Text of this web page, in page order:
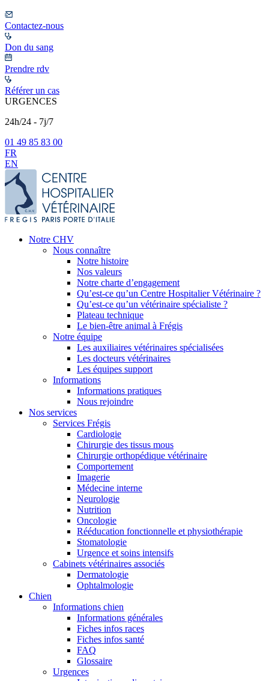
Contactez-nous
Don du sang
Prendre rdv
Référer un cas
URGENCES
24h/24 - 7j/7
01 49 85 83 00
FR
EN
Notre CHV
Nous connaître
Notre histoire
Nos valeurs
Notre charte d’engagement
Qu’est-ce qu’un Centre Hospitalier Vétérinaire ?
Qu’est-ce qu’un vétérinaire spécialiste ?
Plateau technique
Le bien-être animal à Frégis
Notre équipe
Les auxiliaires vétérinaires spécialisées
Les docteurs vétérinaires
Les équipes support
Informations
Informations pratiques
Nous rejoindre
Nos services
Services Frégis
Cardiologie
Chirurgie des tissus mous
Chirurgie orthopédique vétérinaire
Comportement
Imagerie
Médecine interne
Neurologie
Nutrition
Oncologie
Rééducation fonctionnelle et physiothérapie
Stomatologie
Urgence et soins intensifs
Cabinets vétérinaires associés
Dermatologie
Ophtalmologie
Chien
Informations chien
Informations générales
Fiches infos races
Fiches infos santé
FAQ
Glossaire
Urgences